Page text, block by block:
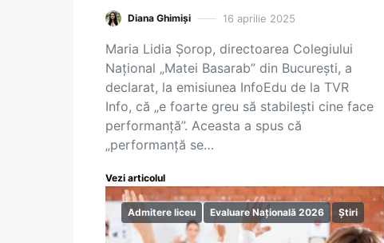
Diana Ghimiși 16 aprilie 2025
Maria Lidia Șorop, directoarea Colegiului
Național „Matei Basarab” din București, a
declarat, la emisiunea InfoEdu de la TVR
Info, că „e foarte greu să stabilești cine face
performanță”. Aceasta a spus că
„performanță se…
Vezi articolul
Admitere liceu Evaluare Națională 2026 Știri